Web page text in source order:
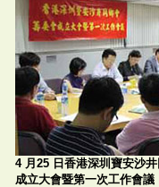
4 月25 日香港深圳寶安沙
成立大會暨第一次工作會議